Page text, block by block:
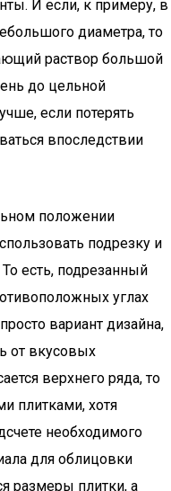
И если, к примеру, в
диаметра, то
раствор большой
до цельной
если потерять
впоследствии
положении
подрезку и
есть, подрезанный
углах
вариант дизайна,
от вкусовых
верхнего ряда, то
плитками, хотя
необходимого
для облицовки
размеры плитки, а